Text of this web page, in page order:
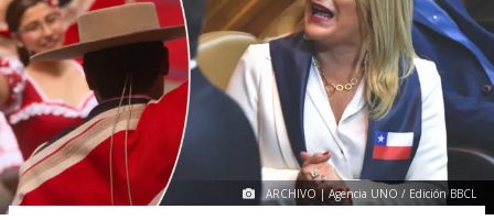
ARCHIVO | Agencia UNO / Edición BBCL